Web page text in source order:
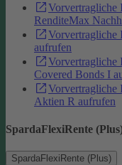
RenditeMax
Vorvertragliche
aufrufen
Vorvertragliche
Covered Bonds I
Vorvertragliche
Aktien R aufrufen
SpardaFlexiRente
SpardaFlexiRente (Plus)